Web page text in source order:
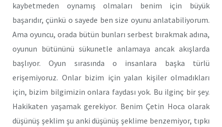
kaybetmeden oynamış olmaları benim için büyük
başarıdır, çünkü o sayede ben size oyunu anlatabiliyorum.
Ama oyuncu, orada bütün bunları serbest bırakmak adına,
oyunun bütününü sükunetle anlamaya ancak akışlarda
başlıyor. Oyun sırasında o insanlara başka türlü
erişemiyoruz. Onlar bizim için yalan kişiler olmadıkları
için, bizim bilgimizin onlara faydası yok. Bu ilginç bir şey.
Hakikaten yaşamak gerekiyor. Benim Çetin Hoca olarak
düşünüş şeklim şu anki düşünüş şeklime benzemiyor, tıpkı